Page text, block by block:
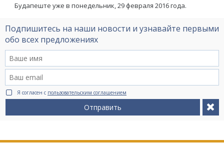
Будапеште уже в понедельник, 29 февраля 2016 года.
Подпишитесь на наши новости и узнавайте первыми
обо всех предложениях
Я согласен с пользовательским соглашением
Отправить